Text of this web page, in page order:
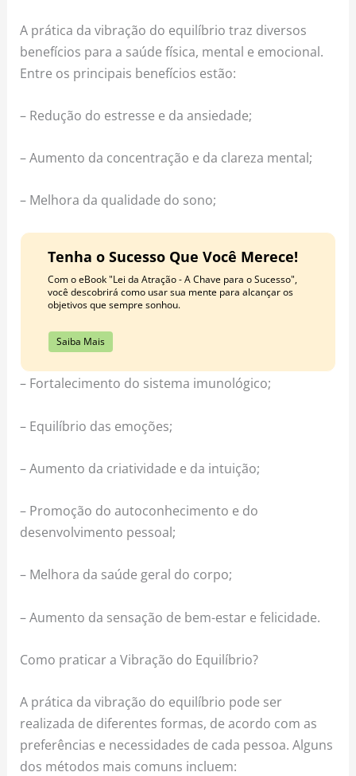
A prática da vibração do equilíbrio traz diversos
benefícios para a saúde física, mental e emocional.
Entre os principais benefícios estão:
– Redução do estresse e da ansiedade;
– Aumento da concentração e da clareza mental;
– Melhora da qualidade do sono;
Tenha o Sucesso Que Você Merece!
Com o eBook "Lei da Atração - A Chave para o Sucesso",
você descobrirá como usar sua mente para alcançar os
objetivos que sempre sonhou.
Saiba Mais
– Fortalecimento do sistema imunológico;
– Equilíbrio das emoções;
– Aumento da criatividade e da intuição;
– Promoção do autoconhecimento e do
desenvolvimento pessoal;
– Melhora da saúde geral do corpo;
– Aumento da sensação de bem-estar e felicidade.
Como praticar a Vibração do Equilíbrio?
A prática da vibração do equilíbrio pode ser
realizada de diferentes formas, de acordo com as
preferências e necessidades de cada pessoa. Alguns
dos métodos mais comuns incluem: